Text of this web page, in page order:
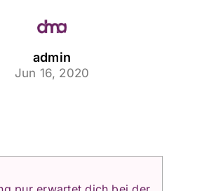
admin
Jun 16, 2020